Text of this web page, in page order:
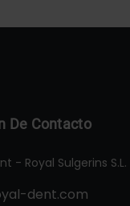
De Contacto
- Royal Sulgerins S.L.
dent.com